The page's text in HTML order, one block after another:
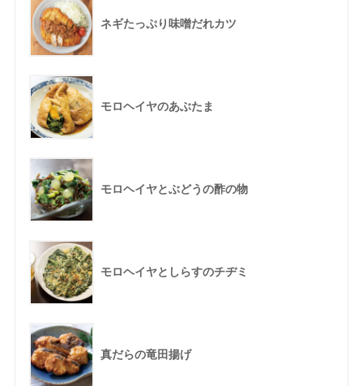
ネギたっぷり味噌だれカツ
モロヘイヤのあぶたま
モロヘイヤとぶどうの酢の物
モロヘイヤとしらすのチヂミ
真だらの竜田揚げ